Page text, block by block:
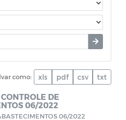
Epidemiológico
Especiais
como: xls pdf csv txt
CONTROLE DE
06/2022
06/2022